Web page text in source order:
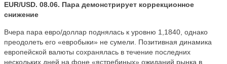
EUR/USD. 08.06. Пара демонстрирует коррекционное
снижение
Вчера пара евро/доллар поднялась к уровню 1,1840, однако
преодолеть его «евробыки» не сумели. Позитивная динамика
европейской валюты сохранялась в течение последних
нескольких дней на фоне «ястребиных» ожиданий рынка в